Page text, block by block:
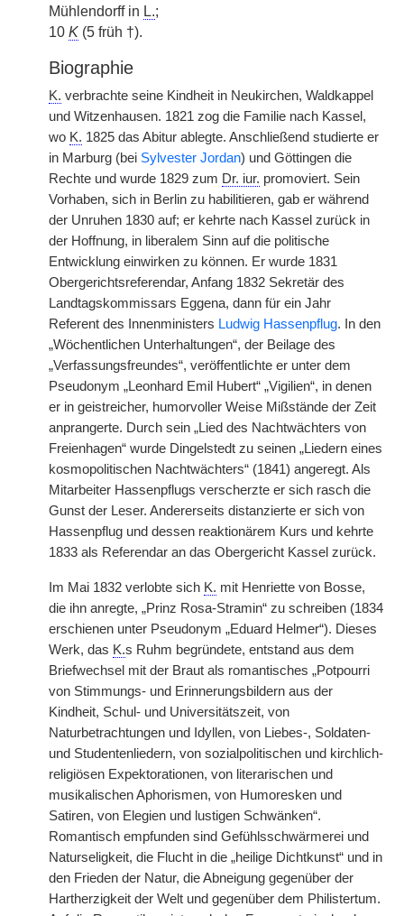
Mühlendorff in L.;
10 K (5 früh †).
Biographie
K. verbrachte seine Kindheit in Neukirchen, Waldkappel
und Witzenhausen. 1821 zog die Familie nach Kassel,
wo K. 1825 das Abitur ablegte. Anschließend studierte er
in Marburg (bei Sylvester Jordan) und Göttingen die
Rechte und wurde 1829 zum Dr. iur. promoviert. Sein
Vorhaben, sich in Berlin zu habilitieren, gab er während
der Unruhen 1830 auf; er kehrte nach Kassel zurück in
der Hoffnung, in liberalem Sinn auf die politische
Entwicklung einwirken zu können. Er wurde 1831
Obergerichtsreferendar, Anfang 1832 Sekretär des
Landtagskommissars Eggena, dann für ein Jahr
Referent des Innenministers Ludwig Hassenpflug. In den
„Wöchentlichen Unterhaltungen“, der Beilage des
„Verfassungsfreundes“, veröffentlichte er unter dem
Pseudonym „Leonhard Emil Hubert“ „Vigilien“, in denen
er in geistreicher, humorvoller Weise Mißstände der Zeit
anprangerte. Durch sein „Lied des Nachtwächters von
Freienhagen“ wurde Dingelstedt zu seinen „Liedern eines
kosmopolitischen Nachtwächters“ (1841) angeregt. Als
Mitarbeiter Hassenpflugs verscherzte er sich rasch die
Gunst der Leser. Andererseits distanzierte er sich von
Hassenpflug und dessen reaktionärem Kurs und kehrte
1833 als Referendar an das Obergericht Kassel zurück.
Im Mai 1832 verlobte sich K. mit Henriette von Bosse,
die ihn anregte, „Prinz Rosa-Stramin“ zu schreiben (1834
erschienen unter Pseudonym „Eduard Helmer“). Dieses
Werk, das K.s Ruhm begründete, entstand aus dem
Briefwechsel mit der Braut als romantisches „Potpourri
von Stimmungs- und Erinnerungsbildern aus der
Kindheit, Schul- und Universitätszeit, von
Naturbetrachtungen und Idyllen, von Liebes-, Soldaten-
und Studentenliedern, von sozialpolitischen und kirchlich-
religiösen Expektorationen, von literarischen und
musikalischen Aphorismen, von Humoresken und
Satiren, von Elegien und lustigen Schwänken“.
Romantisch empfunden sind Gefühlsschwärmerei und
Naturseligkeit, die Flucht in die „heilige Dichtkunst“ und in
den Frieden der Natur, die Abneigung gegenüber der
Hartherzigkeit der Welt und gegenüber dem Philistertum.